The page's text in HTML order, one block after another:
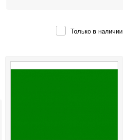
Только в наличии